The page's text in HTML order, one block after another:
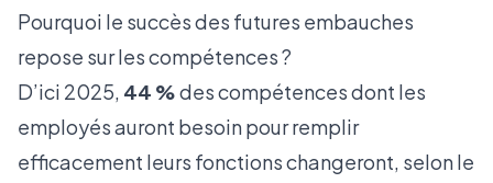
Pourquoi le succès des futures embauches
repose sur les compétences ?
D’ici 2025, 44 %des compétences dont les
employés auront besoin pour remplir
efficacement leurs fonctions changeront, selon le